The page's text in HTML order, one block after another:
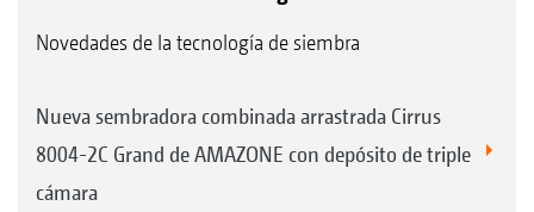
Novedades de la tecnología de siembra
Nueva sembradora combinada arrastrada Cirrus
8004-2C Grand de AMAZONE con depósito de triple
cámara